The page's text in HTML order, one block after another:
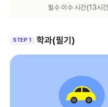
필수 이수 시간(13시
STEP 1 학과(필기)